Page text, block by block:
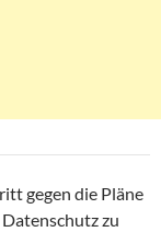
gegen die Pläne
zu